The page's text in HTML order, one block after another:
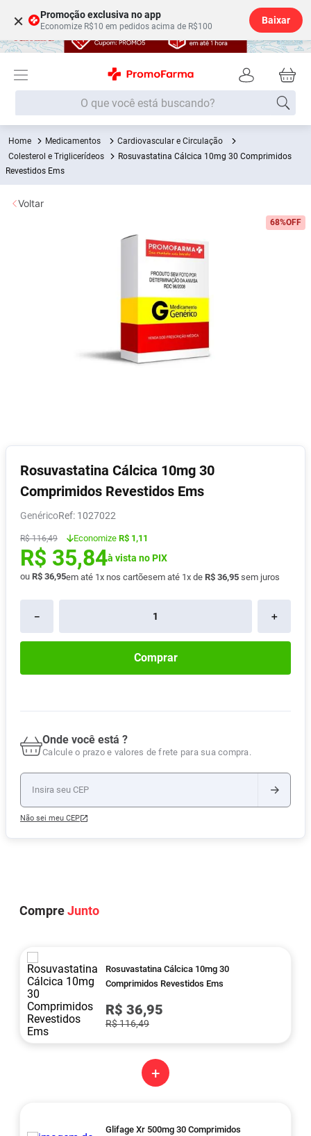
× Promoção exclusiva no app
Economize R$10 em pedidos acima de R$100
Baixar
O que você está buscando?
Medicamentos
Cardiovascular e Circulação
Colesterol e Triglicerídeos
Rosuvastatina Cálcica 10mg 30 Comprimidos
Revestidos Ems
68%OFF
Rosuvastatina Cálcica 10mg 30
Comprimidos Revestidos Ems
Genérico : 1027022
R$ 116,49 Economize R$ 1,11
R$ 35,84à vista no PIX
ou R$ 36,95em até 1x nos cartõesem até 1x de R$ 36,95 sem juros
＋
－
Comprar
Onde você está ?
Calcule o prazo e valores de frete para sua compra.
Não sei meu CEP
Voltar
CompreJunto
Rosuvastatina Cálcica 10mg 30
Comprimidos Revestidos Ems
R$ 36,95
R$ 116,49
+
Glifage Xr 500mg 30 Comprimidos
Termos mais buscados
1 º Fralda
Pampers Confort Sec